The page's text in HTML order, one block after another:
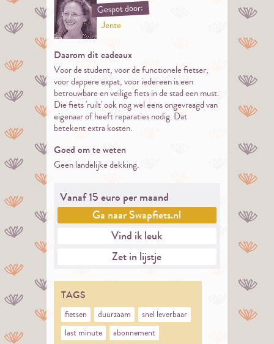
Gespot door:
Jente
Daarom dit cadeaux
Voor de student, voor de functionele fietser,
voor dappere expat, voor iedereen is een
betrouwbare en veilige fiets in de stad een must.
Die fiets 'ruilt' ook nog wel eens ongevraagd van
eigenaar of heeft reparaties nodig. Dat
betekent extra kosten.
Goed om te weten
Geen landelijke dekking.
Vanaf 15 euro per maand
Ga naarSwapfiets.nl
Vind ik leuk
Zet in lijstje
TAGS
fietsen duurzaam
snel leverbaar
last minute
abonnement